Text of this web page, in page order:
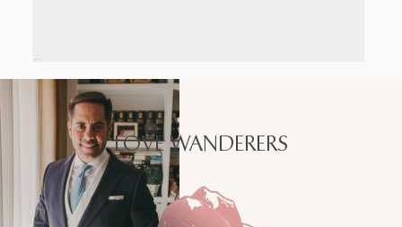
LOVE WANDERERS